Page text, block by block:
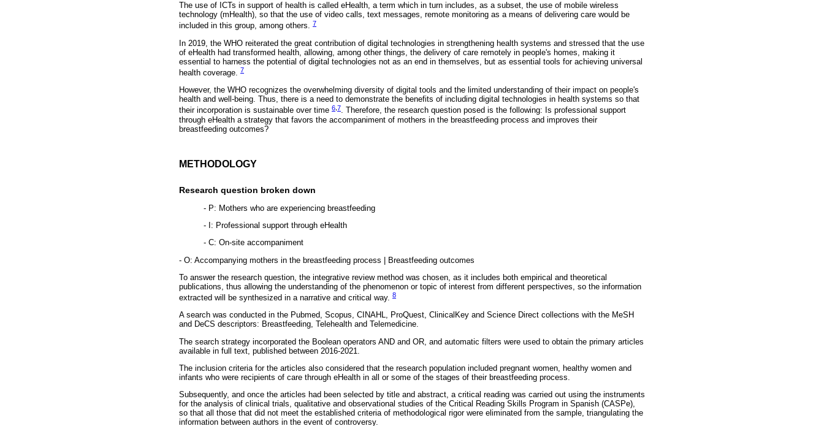
The use of ICTs in support of health is called eHealth, a term which in turn includes, as a subset, the use of mobile wireless
technology (mHealth), so that the use of video calls, text messages, remote monitoring as a means of delivering care would be
included in this group, among others. 7
In 2019, the WHO reiterated the great contribution of digital technologies in strengthening health systems and stressed that the use
of eHealth had transformed health, allowing, among other things, the delivery of care remotely in people's homes, making it
essential to harness the potential of digital technologies not as an end in themselves, but as essential tools for achieving universal
health coverage. 7
However, the WHO recognizes the overwhelming diversity of digital tools and the limited understanding of their impact on people's
health and well-being. Thus, there is a need to demonstrate the benefits of including digital technologies in health systems so that
their incorporation is sustainable over time 6,7. Therefore, the research question posed is the following: Is professional support
through eHealth a strategy that favors the accompaniment of mothers in the breastfeeding process and improves their
breastfeeding outcomes?
METHODOLOGY
Research question broken down
- P: Mothers who are experiencing breastfeeding
- I: Professional support through eHealth
- C: On-site accompaniment
- O: Accompanying mothers in the breastfeeding process | Breastfeeding outcomes
To answer the research question, the integrative review method was chosen, as it includes both empirical and theoretical
publications, thus allowing the understanding of the phenomenon or topic of interest from different perspectives, so the information
extracted will be synthesized in a narrative and critical way. 8
A search was conducted in the Pubmed, Scopus, CINAHL, ProQuest, ClinicalKey and Science Direct collections with the MeSH
and DeCS descriptors: Breastfeeding, Telehealth and Telemedicine.
The search strategy incorporated the Boolean operators AND and OR, and automatic filters were used to obtain the primary articles
available in full text, published between 2016-2021.
The inclusion criteria for the articles also considered that the research population included pregnant women, healthy women and
infants who were recipients of care through eHealth in all or some of the stages of their breastfeeding process.
Subsequently, and once the articles had been selected by title and abstract, a critical reading was carried out using the instruments
for the analysis of clinical trials, qualitative and observational studies of the Critical Reading Skills Program in Spanish (CASPe),
so that all those that did not meet the established criteria of methodological rigor were eliminated from the sample, triangulating the
information between authors in the event of controversy.